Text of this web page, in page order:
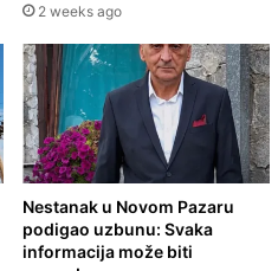
2 weeks ago
Nestanak u Novom Pazaru
podigao uzbunu: Svaka
informacija može biti